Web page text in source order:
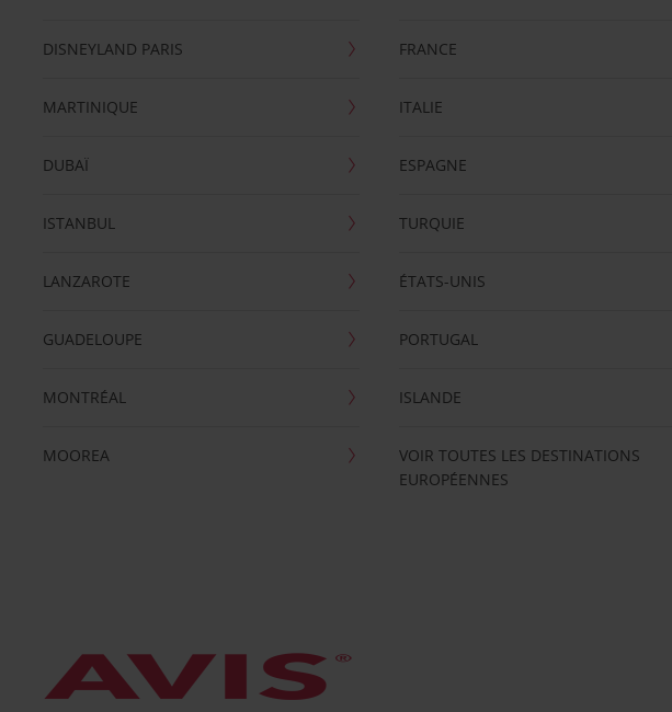
DISNEYLAND PARIS
MARTINIQUE
DUBAÏ
ISTANBUL
LANZAROTE
GUADELOUPE
MONTRÉAL
MOOREA
FRANCE
ITALIE
ESPAGNE
TURQUIE
ÉTATS-UNIS
PORTUGAL
ISLANDE
VOIR TOUTES LES DESTINATIONS
EUROPÉENNES